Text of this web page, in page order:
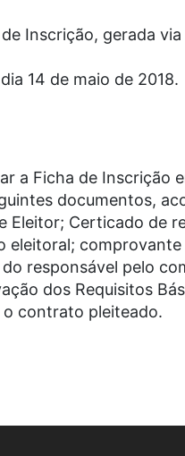
Inscrição, gerada
14 de maio de 2018.
a Ficha de Inscrição
documentos,
Eleitor; Certicado de
eleitoral;
responsável pelo
dos Requisitos
contrato pleiteado.